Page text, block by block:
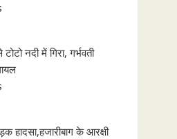
नदी में गिरा, गर्भवती
हादसा,हजारीबाग के आरक्षी